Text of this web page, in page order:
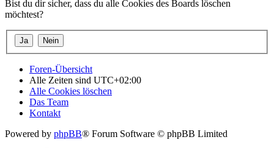
Bist du dir sicher, dass du alle Cookies des Boards löschen
möchtest?
Foren-Übersicht
Alle Zeiten sind UTC+02:00
Alle Cookies löschen
Das Team
Kontakt
Powered by phpBB® Forum Software © phpBB Limited